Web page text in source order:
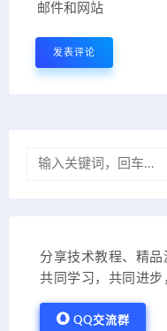
邮件和网站
分享技术教程、精品
共同学习，共同进步
QQ交流群